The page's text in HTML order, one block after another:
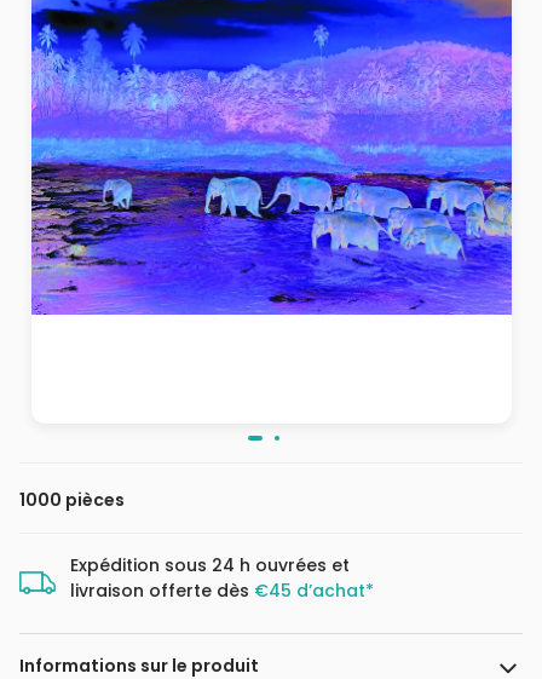
1000 pièces
Expédition sous 24 h ouvrées et
livraison offerte dès €45 d’achat*
Informations sur le produit